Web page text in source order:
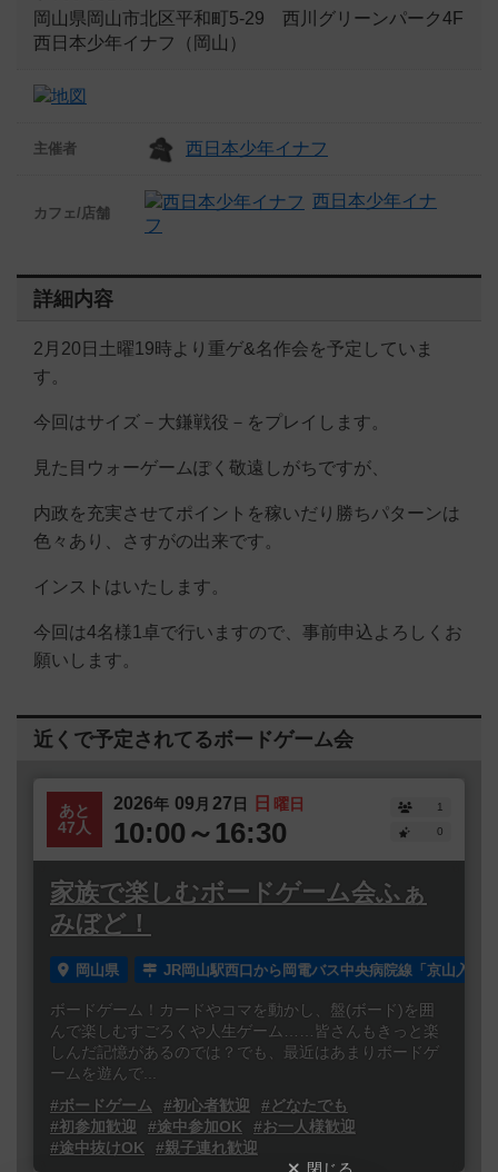
岡山県岡山市北区平和町5-29 西川グリーンパーク4F
西日本少年イナフ（岡山）
主催者 西日本少年イナフ
カフェ/店舗
西日本少年イナ
フ
詳細内容
2月20日土曜19時より重ゲ&名作会を予定していま
す。
今回はサイズ－大鎌戦役－をプレイします。
見た目ウォーゲームぽく敬遠しがちですが、
内政を充実させてポイントを稼いだり勝ちパターンは
色々あり、さすがの出来です。
インストはいたします。
今回は4名様1卓で行いますので、事前申込よろしくお
願いします。
近くで予定されてるボードゲーム会
あと
47人
2026年 09 月 27日 日 曜日
10:00～16:30
1
0
家族で楽しむボードゲーム会ふぁ
みぼど！
岡山県 JR岡山駅西口から岡電バス中央病院線「京山入口
ボードゲーム！カードやコマを動かし、盤(ボード)を囲
んで楽しむすごろくや人生ゲーム……皆さんもきっと楽
しんだ記憶があるのでは？でも、最近はあまりボードゲ
ームを遊んで...
#ボードゲーム
#初心者歓迎
#どなたでも
#初参加歓迎
#途中参加OK
#お一人様歓迎
#途中抜けOK
#親子連れ歓迎